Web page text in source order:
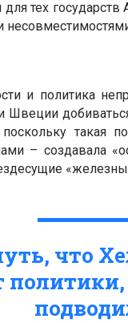
тех
и политика
такая
– создавала
что